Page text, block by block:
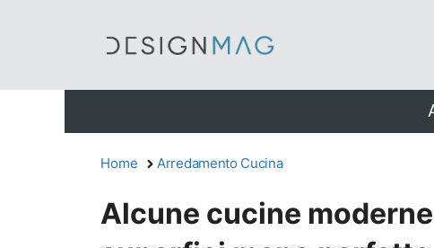
Home Arredamento Cucina
Alcune cucine